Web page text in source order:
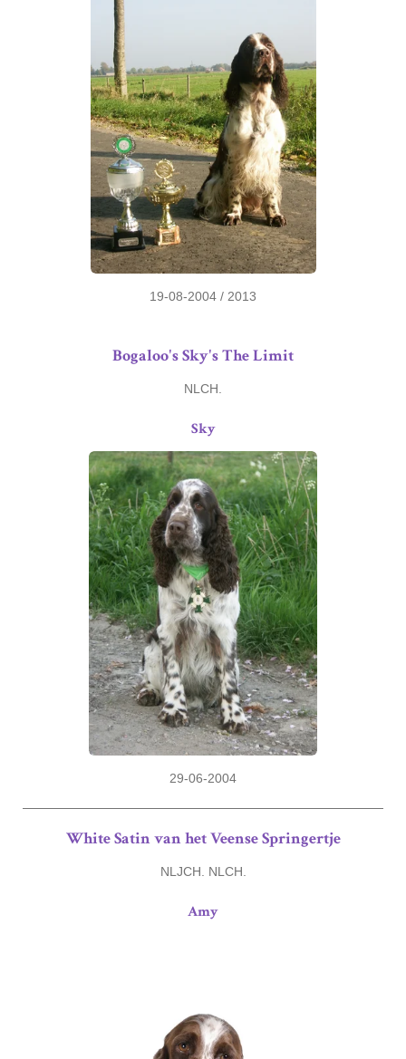
19-08-2004 / 2013
Bogaloo's Sky's The Limit
NLCH.
Sky
29-06-2004
White Satin van het Veense Springertje
NLJCH. NLCH.
Amy